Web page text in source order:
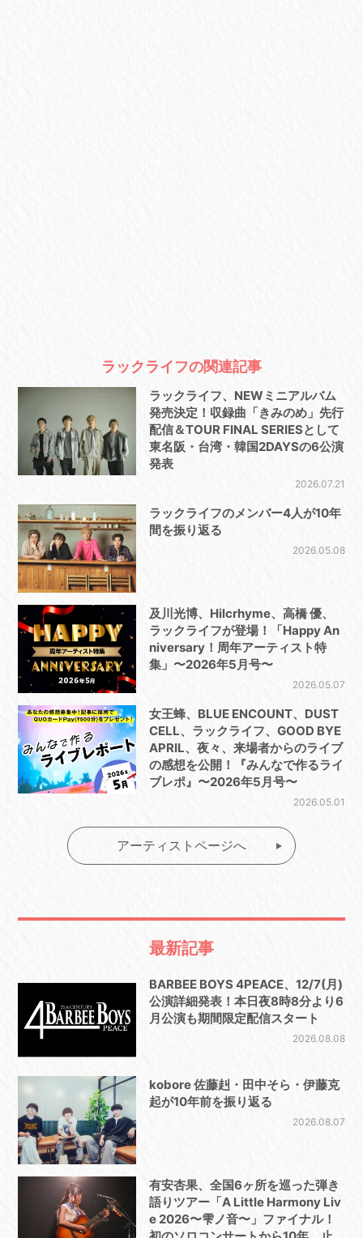
ラックライフの関連記事
ラックライフ、NEWミニアルバム
発売決定！収録曲「きみのめ」先行
配信＆TOUR FINAL SERIESとして
東名阪・台湾・韓国2DAYSの6公演
発表
2026.07.21
ラックライフのメンバー4人が10年
間を振り返る
2026.05.08
及川光博、Hilcrhyme、高橋 優、
ラックライフが登場！「Happy An
niversary！周年アーティスト特
集」〜2026年5月号〜
2026.05.07
女王蜂、BLUE ENCOUNT、DUST
CELL、ラックライフ、GOOD BYE
APRIL、夜々、来場者からのライブ
の感想を公開！『みんなで作るライ
ブレポ』〜2026年5月号〜
2026.05.01
アーティストページへ
最新記事
BARBEE BOYS 4PEACE、12/7(月)
公演詳細発表！本日夜8時8分より6
月公演も期間限定配信スタート
2026.08.08
kobore 佐藤赳・田中そら・伊藤克
起が10年前を振り返る
2026.08.07
有安杏果、全国6ヶ所を巡った弾き
語りツアー「A Little Harmony Liv
e 2026〜雫ノ音〜」ファイナル！